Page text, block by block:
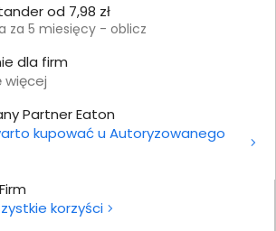
korzyści
od 7,98 zł
za 5 miesięcy - oblicz
dla firm
więcej
Partner Eaton
kupować u Autoryzowanego